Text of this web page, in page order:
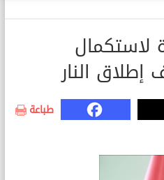
لاستكمال
النار
طباعة